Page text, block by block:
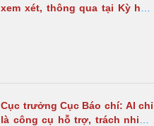
xem xét, thông qua tại Kỳ họp
Cục trưởng Cục Báo chí: AI chỉ
là công cụ hỗ trợ, trách nhiệm